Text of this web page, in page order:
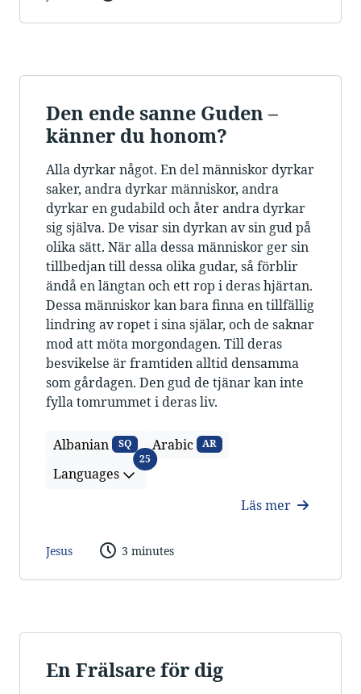
Den ende sanne Guden –
känner du honom?
Alla dyrkar något. En del människor dyrkar
saker, andra dyrkar människor, andra
dyrkar en gudabild och åter andra dyrkar
sig själva. De visar sin dyrkan av sin gud på
olika sätt. När alla dessa människor ger sin
tillbedjan till dessa olika gudar, så förblir
ändå en längtan och ett rop i deras hjärtan.
Dessa människor kan bara finna en tillfällig
lindring av ropet i sina själar, och de saknar
mod att möta morgondagen. Till deras
besvikelse är framtiden alltid densamma
som gårdagen. Den gud de tjänar kan inte
fylla tomrummet i deras liv.
Albanian SQ Arabic AR
Languages
25 Languages
Läs mer
Jesus 3 minutes
En Frälsare för dig